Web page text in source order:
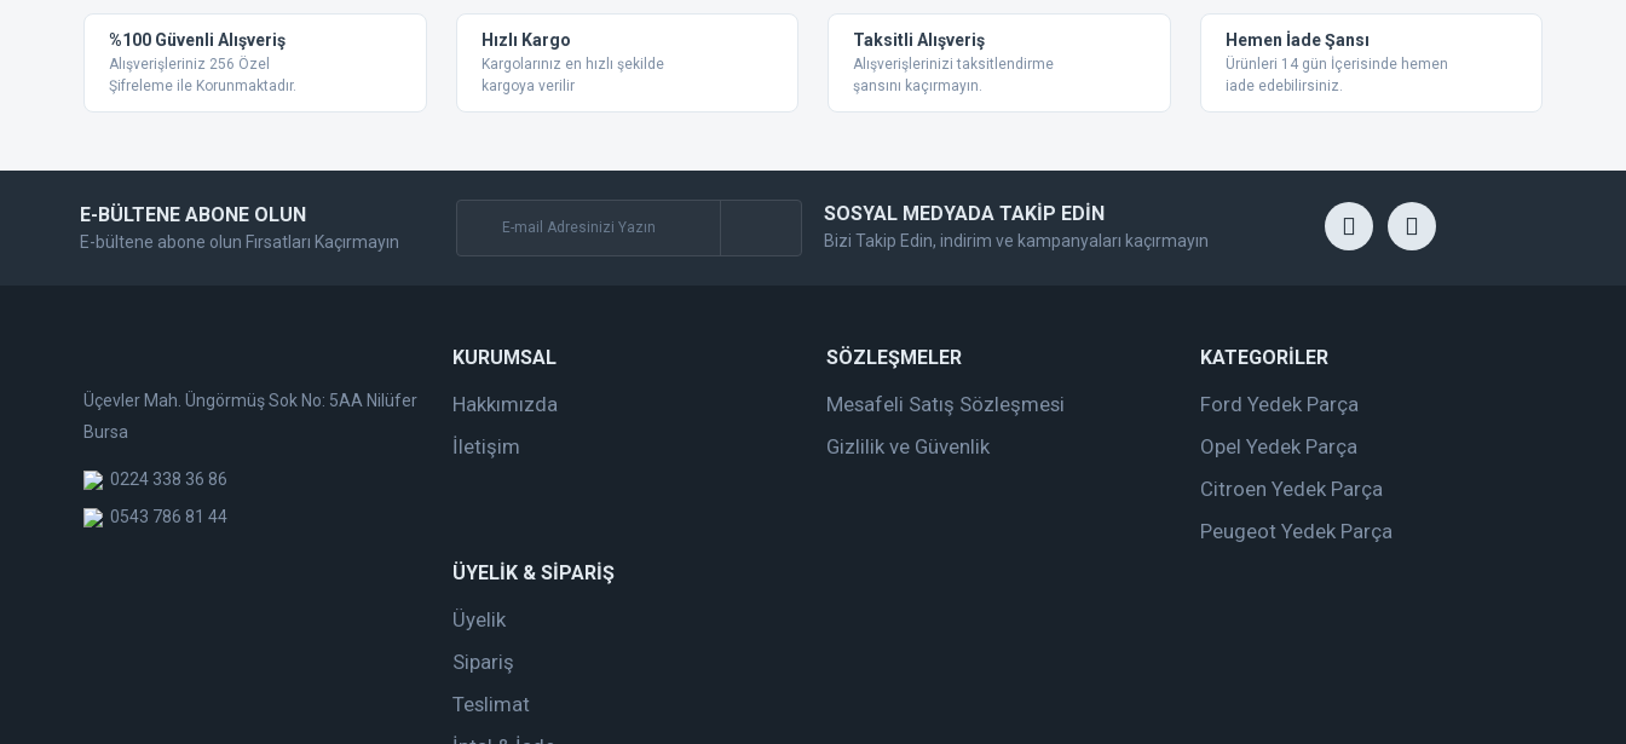
Ürün resmi kalitesiz, bozuk veya görüntülenemiyor.
Ürün açıklamasında eksik bilgiler bulunuyor.
Ürün bilgilerinde hatalar bulunuyor.
Ürün fiyatı diğer sitelerden daha pahalı.
%100 Güvenli Alışveriş
Alışverişleriniz 256 Özel
Şifreleme ile Korunmaktadır.
Hızlı Kargo
Kargolarınız en hızlı şekilde
kargoya verilir
Taksitli Alışveriş
Alışverişlerinizi taksitlendirme
şansını kaçırmayın.
Hemen İade Şansı
Ürünleri 14 gün İçerisinde hemen
iade edebilirsiniz.
E-BÜLTENE ABONE OLUN
E-bültene abone olun Fırsatları Kaçırmayın
SOSYAL MEDYADA TAKİP EDİN
Bizi Takip Edin, indirim ve kampanyaları kaçırmayın
Üçevler Mah. Üngörmüş Sok No: 5AA Nilüfer
Bursa
0224 338 36 86
0543 786 81 44
KURUMSAL
Hakkımızda
İletişim
SÖZLEŞMELER
Mesafeli Satış Sözleşmesi
Gizlilik ve Güvenlik
KATEGORİLER
Ford Yedek Parça
Opel Yedek Parça
Citroen Yedek Parça
Peugeot Yedek Parça
ÜYELİK & SİPARİŞ
Üyelik
Sipariş
Teslimat